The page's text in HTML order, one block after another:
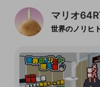
マリオ
世界のノリヒト